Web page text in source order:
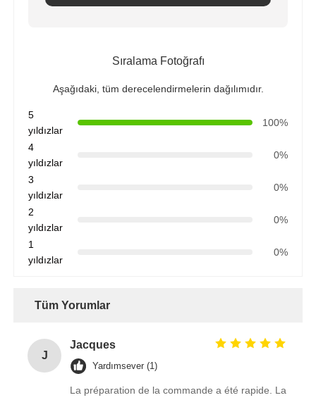
Sıralama Fotoğrafı
Aşağıdaki, tüm derecelendirmelerin dağılımıdır.
5
yıldızlar
100%
4
yıldızlar
0%
3
yıldızlar
0%
2
yıldızlar
0%
1
yıldızlar
0%
Tüm Yorumlar
J
Jacques
Yardımsever (1)
La préparation de la commande a été rapide. La